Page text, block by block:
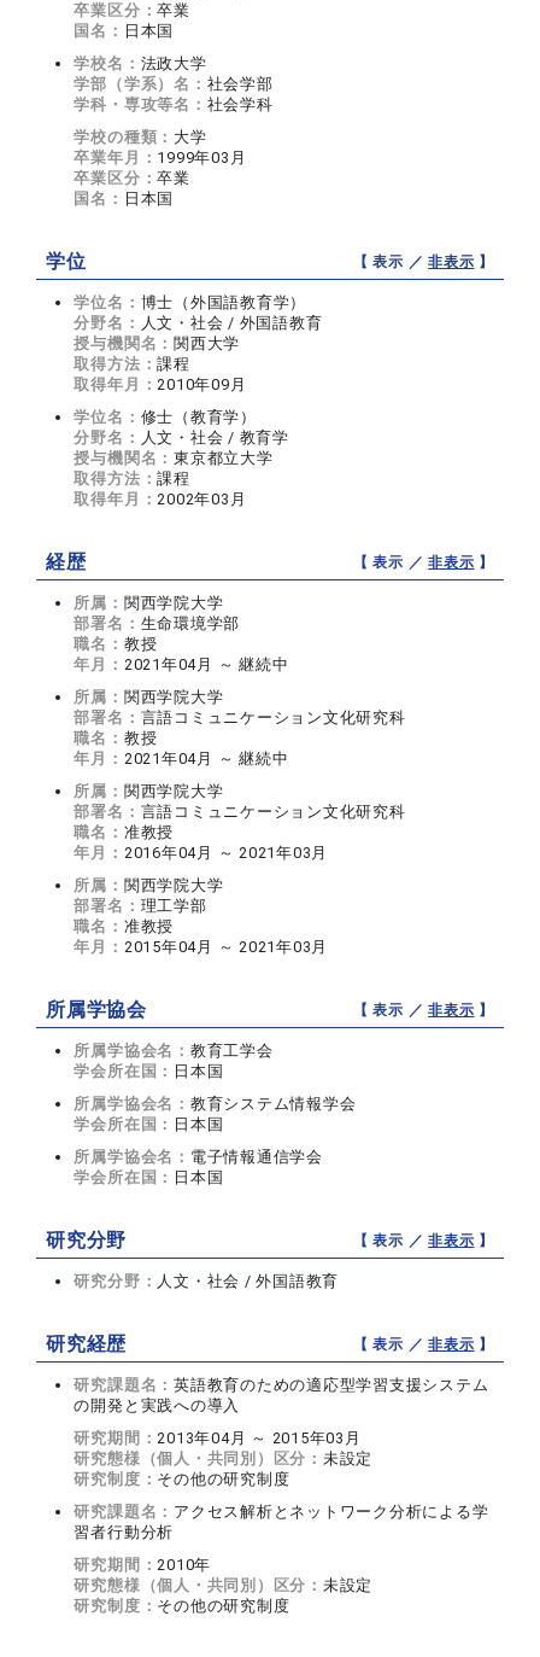
卒業区分：卒業
国名： 日本国
学校名： 法政大学
学部（学系）名： 社会学部
学科・専攻等名： 社会学科
学校の種類： 大学
卒業年月： 1999年03月
卒業区分：卒業
国名： 日本国
学位 【 表示 ／非表示 】
学位名： 博士（外国語教育学）
分野名： 人文・社会 / 外国語教育
授与機関名： 関西大学
取得方法：課程
取得年月：2010年09月
学位名： 修士（教育学）
分野名： 人文・社会 / 教育学
授与機関名：東京都立大学
取得方法：課程
取得年月：2002年03月
経歴 【 表示 ／非表示 】
所属： 関西学院大学
部署名： 生命環境学部
職名： 教授
年月： 2021年04月 ～ 継続中
所属： 関西学院大学
部署名： 言語コミュニケーション文化研究科
職名： 教授
年月： 2021年04月 ～ 継続中
所属： 関西学院大学
部署名： 言語コミュニケーション文化研究科
職名： 准教授
年月： 2016年04月 ～ 2021年03月
所属： 関西学院大学
部署名： 理工学部
職名： 准教授
年月： 2015年04月 ～ 2021年03月
所属学協会 【 表示 ／非表示 】
所属学協会名： 教育工学会
学会所在国： 日本国
所属学協会名： 教育システム情報学会
学会所在国： 日本国
所属学協会名： 電子情報通信学会
学会所在国： 日本国
研究分野 【 表示 ／非表示 】
研究分野： 人文・社会 / 外国語教育
研究経歴 【 表示 ／非表示 】
研究課題名：英語教育のための適応型学習支援システム
の開発と実践への導入
研究期間：2013年04月 ～ 2015年03月
研究態様（個人・共同別）区分： 未設定
研究制度： その他の研究制度
研究課題名： アクセス解析とネットワーク分析による学
習者行動分析
研究期間：2010年
研究態様（個人・共同別）区分： 未設定
研究制度： その他の研究制度